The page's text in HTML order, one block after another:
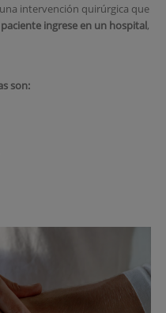
intervención quirúrgica que
ingrese en un hospital,
son: